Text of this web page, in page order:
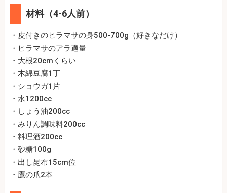
材料（4-6人前）
・皮付きのヒラマサの身500-700g（好きなだけ）
・ヒラマサのアラ適量
・大根20cmくらい
・木綿豆腐1丁
・ショウガ1片
・水1200cc
・しょう油200cc
・みりん調味料200cc
・料理酒200cc
・砂糖100g
・出し昆布15cm位
・鷹の爪2本